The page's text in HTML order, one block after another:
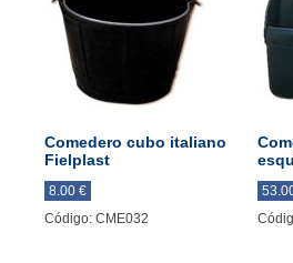
Comedero cubo italiano
Fielplast
8.00 €
Código: CME032